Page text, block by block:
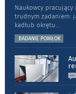
Naukowcy
trudnym zadaniem:
kadłub okrętu...
BADANIE POWŁOK